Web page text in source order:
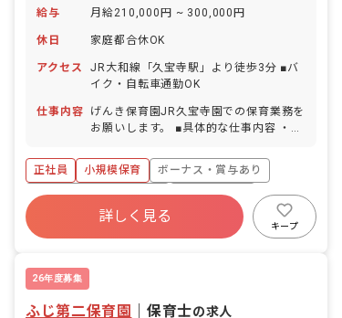
いけません。 職員の成長は「保育の質の
向上」につながります。 我々職員が明る
く楽しく仕事をしてこそ、子どもたちが
のびのび・わくわく・げんきに過ごせる
環境ができると考えています。 子どもた
重点課題とし、制度充実に取り組んでい
ます。
給与 月給210,000円 ~ 300,000円
休日 家庭都合休OK
アクセス
JR大和線「久宝寺駅」より徒歩3分 ■バ
イク・自転車通勤OK
仕事内容
げんき保育園JR久宝寺園での保育業務を
お願いします。 ■具体的な仕事内容 ・0
えの補助 ・保護者との連絡対応 ・行事
の計画・運営 ■保育のこだわり 1.安全・
安心・快適 子どもたちのことを第一に考
え、施設設備や備品の選び方、配置な
ど、細部に至るまで安全に配慮し、げん
きいっぱいのびのびと快適な一日を過ご
全・安心の質を高めています。 2.いつも
正社員 小規模保育
ボーナス・賞与あり
寮・住宅・家賃補助あり
社会保険完備
福利厚生充実
退職金制度
詳しく見る
キープ
26年度募集
ふじ第二保育園 ｜保育士の求人